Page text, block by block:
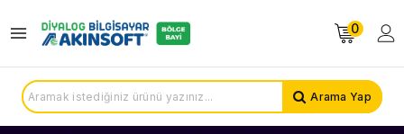
0
Arama Yap